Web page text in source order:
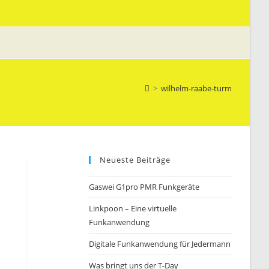
> wilhelm-raabe-turm
Neueste Beiträge
Gaswei G1pro PMR Funkgeräte
Linkpoon – Eine virtuelle
Funkanwendung
Digitale Funkanwendung für Jedermann
Was bringt uns der T-Day